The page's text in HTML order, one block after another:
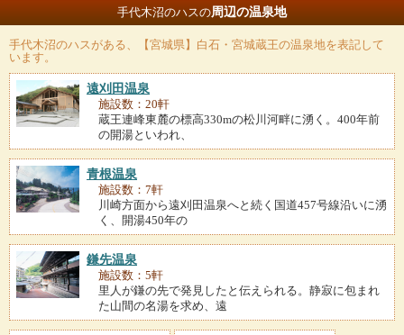
手代木沼のハスの周辺の温泉地
手代木沼のハスがある、【宮城県】白石・宮城蔵王の温泉地を表記して
います。
遠刈田温泉
施設数：20軒
蔵王連峰東麓の標高330mの松川河畔に湧く。400年前
の開湯といわれ、
青根温泉
施設数：7軒
川崎方面から遠刈田温泉へと続く国道457号線沿いに湧
く、開湯450年の
鎌先温泉
施設数：5軒
里人が鎌の先で発見したと伝えられる。静寂に包まれ
た山間の名湯を求め、遠